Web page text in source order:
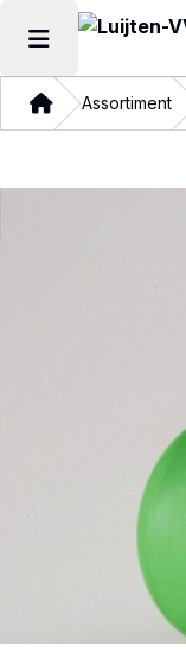
Hoofdmenu
ThuisAssortiment